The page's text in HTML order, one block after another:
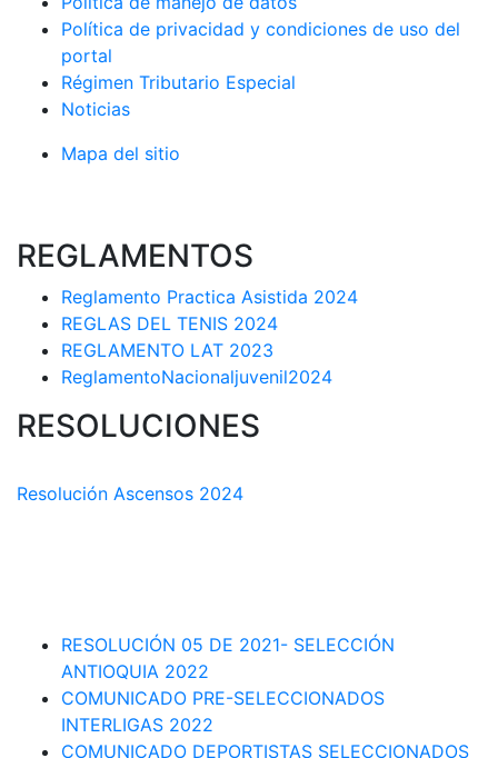
Política de privacidad y condiciones de uso del
portal
Régimen Tributario Especial
Noticias
Mapa del sitio
REGLAMENTOS
Reglamento Practica Asistida 2024
REGLAS DEL TENIS 2024
REGLAMENTO LAT 2023
ReglamentoNacionaljuvenil2024
RESOLUCIONES
Resolución Ascensos 2024
RESOLUCIÓN 05 DE 2021- SELECCIÓN
ANTIOQUIA 2022
COMUNICADO PRE-SELECCIONADOS
INTERLIGAS 2022
COMUNICADO DEPORTISTAS SELECCIONADOS